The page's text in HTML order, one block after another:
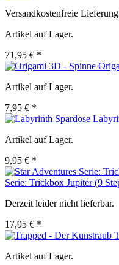
Versandkostenfreie
Artikel auf Lager.
71,95 € *
Artikel auf Lager.
7,95 € *
Artikel auf Lager.
9,95 € *
Serie: Trickbox Jupiter (9
Derzeit leider nicht lieferbar.
17,95 € *
Artikel auf Lager.